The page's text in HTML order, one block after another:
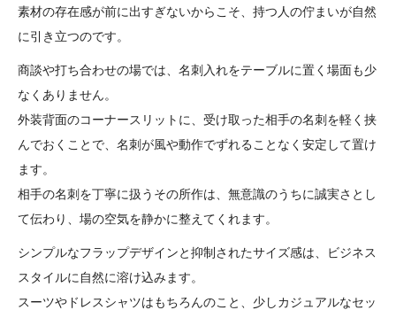
素材の存在感が前に出すぎないからこそ、持つ人の佇まいが自然
に引き立つのです。
商談や打ち合わせの場では、名刺入れをテーブルに置く場面も少
なくありません。
外装背面のコーナースリットに、受け取った相手の名刺を軽く挟
んでおくことで、名刺が風や動作でずれることなく安定して置け
ます。
相手の名刺を丁寧に扱うその所作は、無意識のうちに誠実さとし
て伝わり、場の空気を静かに整えてくれます。
シンプルなフラップデザインと抑制されたサイズ感は、ビジネス
スタイルに自然に溶け込みます。
スーツやドレスシャツはもちろんのこと、少しカジュアルなセッ